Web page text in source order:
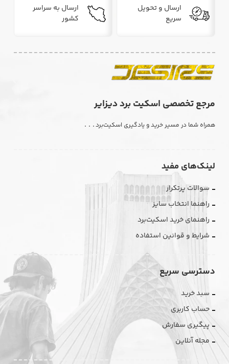
ارسال و تحویل
سریع
ارسال به سراسر
کشور
مرجع تخصصی اسکیت برد دیزایر
همراه شما در مسیر خرید و یادگیری اسکیت‌برد. . .
لینک‌های مفید
سوالات پرتکرار
راهنما انتخاب سایز
راهنمای خرید اسکیت‌برد
شرایط و قوانین استفاده
دسترسی سریع
سبد خرید
حساب کاربری
پیگیری سفارش
مجله آنلاین